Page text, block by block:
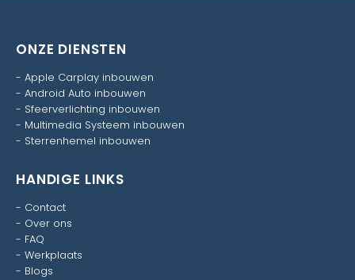
ONZE DIENSTEN
- Apple Carplay inbouwen
- Android Auto inbouwen
- Sfeerverlichting inbouwen
- Multimedia Systeem inbouwen
- Sterrenhemel inbouwen
HANDIGE LINKS
- Contact
- Over ons
- FAQ
- Werkplaats
- Blogs